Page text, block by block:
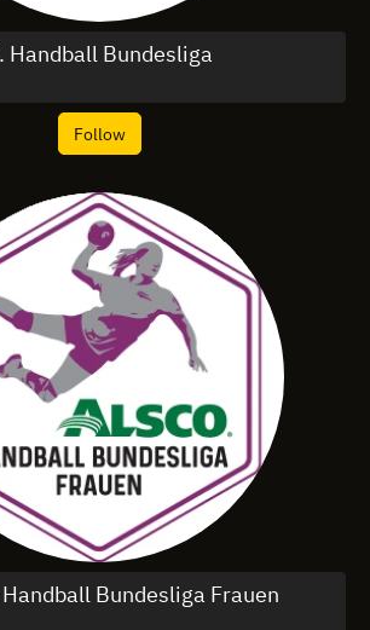
Handball Bundesliga
Follow
Bundesliga Frauen